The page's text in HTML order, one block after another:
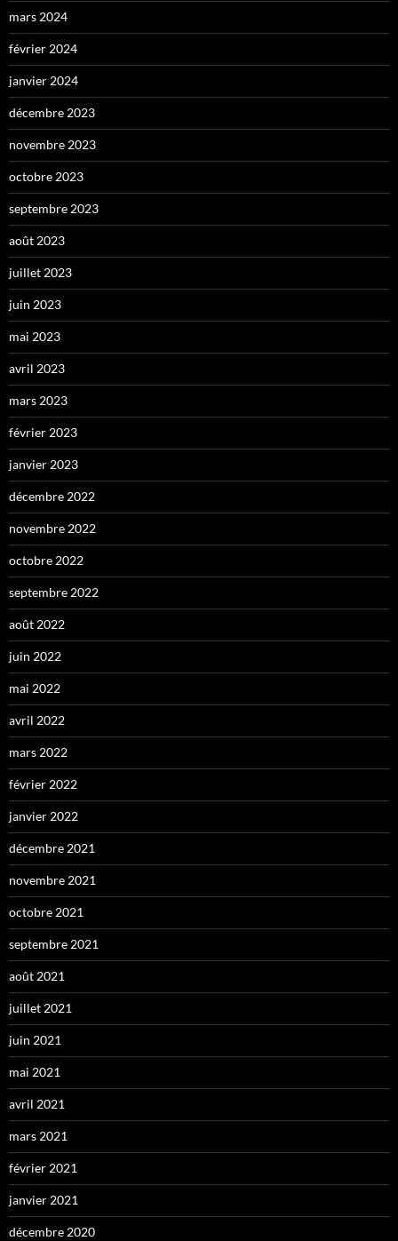
mars 2024
février 2024
janvier 2024
décembre 2023
novembre 2023
octobre 2023
septembre 2023
août 2023
juillet 2023
juin 2023
mai 2023
avril 2023
mars 2023
février 2023
janvier 2023
décembre 2022
novembre 2022
octobre 2022
septembre 2022
août 2022
juin 2022
mai 2022
avril 2022
mars 2022
février 2022
janvier 2022
décembre 2021
novembre 2021
octobre 2021
septembre 2021
août 2021
juillet 2021
juin 2021
mai 2021
avril 2021
mars 2021
février 2021
janvier 2021
décembre 2020